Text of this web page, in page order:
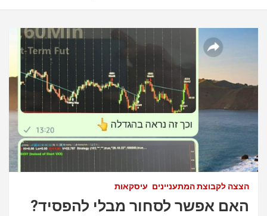
הצצה לקבוצת המתעניינים עיסקאות
האם אפשר לסחור מבלי להפסיד?